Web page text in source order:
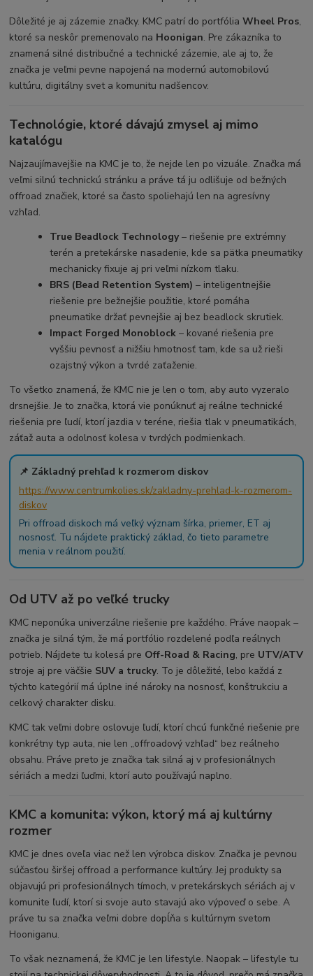
Dôležité je aj zázemie značky. KMC patrí do portfóliaWheel Pros,
ktoré sa neskôr premenovalo na Hoonigan. Pre zákazníka to
znamená silné distribučné a technické zázemie, ale aj to, že
značka je veľmi pevne napojená na modernú automobilovú
kultúru, digitálny svet a komunitu nadšencov.
Technológie, ktoré dávajú zmysel aj mimo
katalógu
Najzaujímavejšie na KMC je to, že nejde len po vizuále. Značka má
veľmi silnú technickú stránku a práve tá ju odlišuje od bežných
offroad značiek, ktoré sa často spoliehajú len na agresívny
vzhľad.
True Beadlock Technology– riešenie pre extrémny
terén a pretekárske nasadenie, kde sa pätka pneumatiky
mechanicky fixuje aj pri veľmi nízkom tlaku.
BRS (Bead Retention System) – inteligentnejšie
riešenie pre bežnejšie použitie, ktoré pomáha
pneumatike držať pevnejšie aj bez beadlock skrutiek.
Impact Forged Monoblock – kované riešenia pre
vyššiu pevnosť a nižšiu hmotnosť tam, kde sa už rieši
ozajstný výkon a tvrdé zaťaženie.
To všetko znamená, že KMC nie je len o tom, aby auto vyzeralo
drsnejšie. Je to značka, ktorá vie ponúknuť aj reálne technické
riešenia pre ľudí, ktorí jazdia v teréne, riešia tlak v pneumatikách,
záťaž auta a odolnosť kolesa v tvrdých podmienkach.
📌 Základný prehľad k rozmerom diskov
https://www.centrumkolies.sk/zakladny-prehlad-k-rozmerom-
diskov
Pri offroad diskoch má veľký význam šírka, priemer, ET aj
nosnosť. Tu nájdete praktický základ, čo tieto parametre
menia v reálnom použití.
Od UTV až po veľké trucky
KMC neponúka univerzálne riešenie pre každého. Práve naopak –
značka je silná tým, že má portfólio rozdelené podľa reálnych
potrieb. Nájdete tu kolesá pre Off-Road & Racing, pre UTV/ATV
stroje aj pre väčšie SUV a trucky. To je dôležité, lebo každá z
týchto kategórií má úplne iné nároky na nosnosť, konštrukciu a
celkový charakter disku.
KMC tak veľmi dobre oslovuje ľudí, ktorí chcú funkčné riešenie pre
konkrétny typ auta, nie len „offroadový vzhľad“ bez reálneho
obsahu. Práve preto je značka tak silná aj v profesionálnych
sériách a medzi ľuďmi, ktorí auto používajú naplno.
KMC a komunita: výkon, ktorý má aj kultúrny
rozmer
KMC je dnes oveľa viac než len výrobca diskov. Značka je pevnou
súčasťou širšej offroad a performance kultúry. Jej produkty sa
objavujú pri profesionálnych tímoch, v pretekárskych sériách aj v
komunite ľudí, ktorí si svoje auto stavajú ako výpoveď o sebe. A
práve tu sa značka veľmi dobre dopĺňa s kultúrnym svetom
Hooniganu.
To však neznamená, že KMC je len lifestyle. Naopak – lifestyle tu